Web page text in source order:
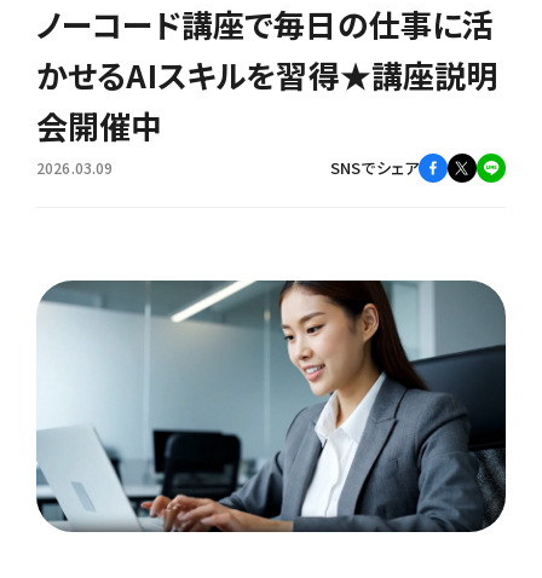
ノーコード講座で毎日の仕事に活
かせるAIスキルを習得★講座説明
会開催中
2026.03.09 SNSでシェア